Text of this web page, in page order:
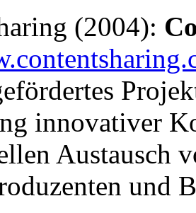
(2004):
innovativer
Austausch
und